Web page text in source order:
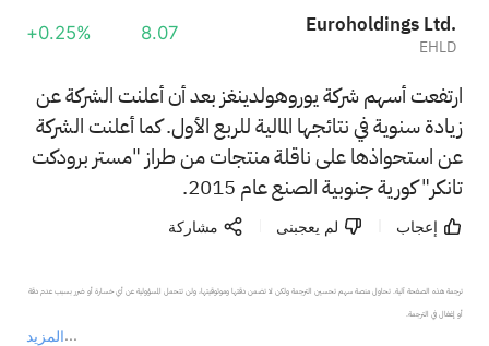
Euroholdings Ltd.
EHLD
8.07
+0.25%
ارتفعت أسهم شركة يوروهولدينغز بعد أن أعلنت الشركة عن
زيادة سنوية في نتائجها المالية للربع الأول. كما أعلنت الشركة
عن استحواذها على ناقلة منتجات من طراز "مستر برودكت
تانكر" كورية جنوبية الصنع عام 2015.
إعجاب لم يعجبنى مشاركة
المزيد
ترجمة هذه الصفحة آلية. تحاول منصة سهم تحسين الترجمة ولكن لا تضمن دقتها وموثوقيتها، ولن تتحمل المسؤولية عن أي خسارة أو ضرر بسبب عدم دقة
أو إغفال في الترجمة.